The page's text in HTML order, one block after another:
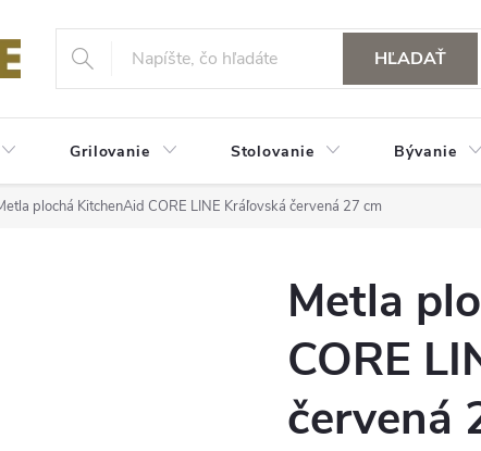
HĽADAŤ
Grilovanie Stolovanie Bývanie
plochá KitchenAid CORE LINE Kráľovská červená 27 cm
Metla
CORE
červená